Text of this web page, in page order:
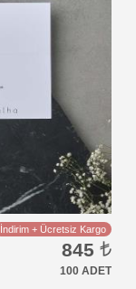
İndirim + Ücretsiz Kargo
845
100 ADET